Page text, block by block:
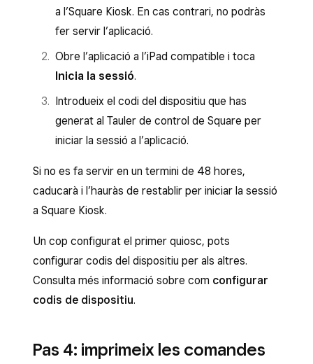
a l’Square Kiosk. En cas contrari, no podràs
fer servir l’aplicació.
Obre l’aplicació a l’iPad compatible i toca
Inicia la sessió.
Introdueix el codi del dispositiu que has
generat al Tauler de control de Square per
iniciar la sessió a l’aplicació.
Si no es fa servir en un termini de 48 hores,
caducarà i l’hauràs de restablir per iniciar la sessió
a Square Kiosk.
Un cop configurat el primer quiosc, pots
configurar codis del dispositiu per als altres.
Consulta més informació sobre com configurar
codis de dispositiu.
Pas 4: imprimeix les comandes